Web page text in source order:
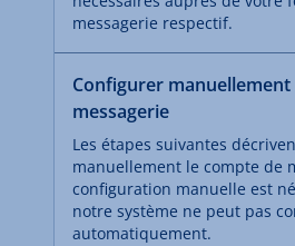
messagerie respectif.
Configurer
messagerie
Les étapes suivantes
manuellement le compte de
configuration manuelle est
notre système ne peut pas
automatiquement.